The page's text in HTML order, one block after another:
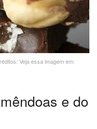
Veja essa imagem em:
e do